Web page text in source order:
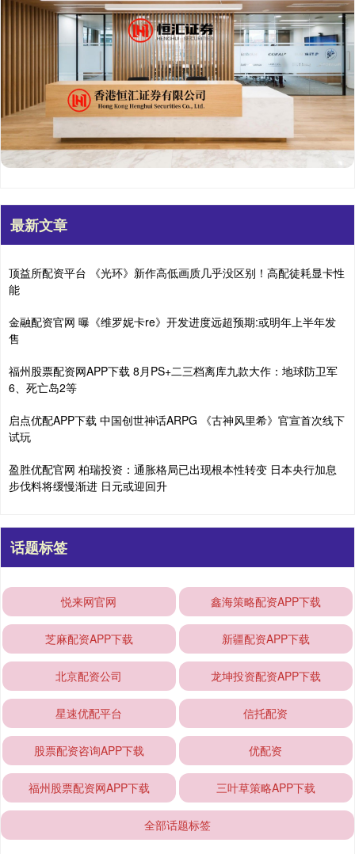
最新文章
顶益所配资平台 《光环》新作高低画质几乎没区别！高配徒耗显卡性
能
金融配资官网 曝《维罗妮卡re》开发进度远超预期:或明年上半年发
售
福州股票配资网APP下载 8月PS+二三档离库九款大作：地球防卫军
6、死亡岛2等
启点优配APP下载 中国创世神话ARPG 《古神风里希》官宣首次线下
试玩
盈胜优配官网 柏瑞投资：通胀格局已出现根本性转变 日本央行加息
步伐料将缓慢渐进 日元或迎回升
话题标签
悦来网官网 鑫海策略配资APP下载
芝麻配资APP下载 新疆配资APP下载
北京配资公司 龙坤投资配资APP下载
星速优配平台 信托配资
股票配资咨询APP下载 优配资
福州股票配资网APP下载 三叶草策略APP下载
全部话题标签